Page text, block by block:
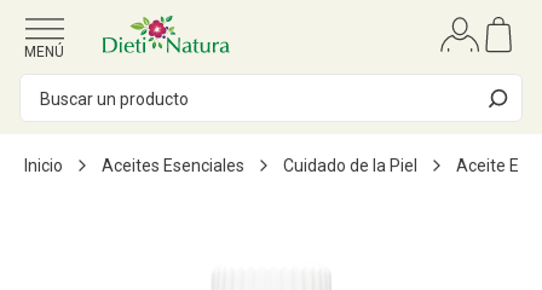
Ir al contenido
MENÚ
Inicio Aceites Esenciales Cuidado de la Piel Aceite